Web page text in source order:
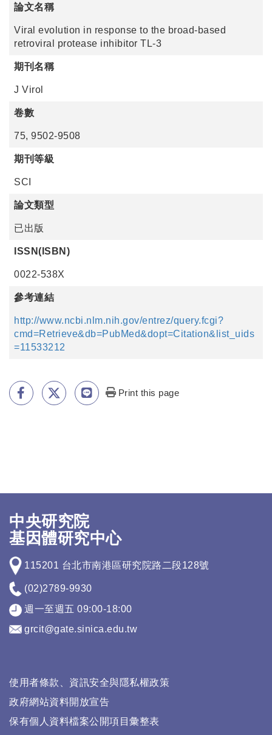
論文名稱
Viral evolution in response to the broad-based
retroviral protease inhibitor TL-3
期刊名稱
J Virol
卷數
75, 9502-9508
期刊等級
SCI
論文類型
已出版
ISSN(ISBN)
0022-538X
參考連結
http://www.ncbi.nlm.nih.gov/entrez/query.fcgi?
cmd=Retrieve&db=PubMed&dopt=Citation&list_uids
=11533212
Print this page
中央研究院
基因體研究中心
115201 台北市南港區研究院路二段128號
(02)2789-9930
週一至週五 09:00-18:00
grcit@gate.sinica.edu.tw
使用者條款、資訊安全與隱私權政策
政府網站資料開放宣告
保有個人資料檔案公開項目彙整表